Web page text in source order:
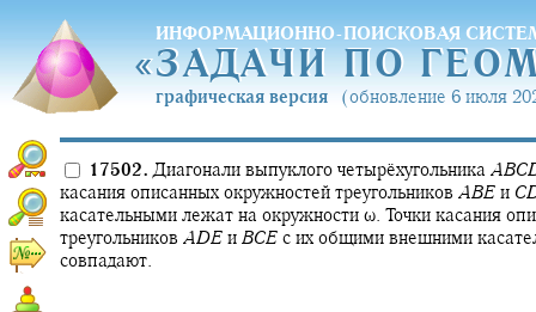
ИНФОРМАЦИОННО-ПОИСКОВАЯ
«ЗАДАЧИ ПО
«ЗАДАЧИ ПО
графическая версия (обновление 6 июля
17502. Диагонали выпуклого четырёхугольника ABC
касания описанных окружностей треугольников ABE и C
касательными лежат на окружности ω. Точки касания
треугольников ADE и BCE с их общими внешними
совпадают.